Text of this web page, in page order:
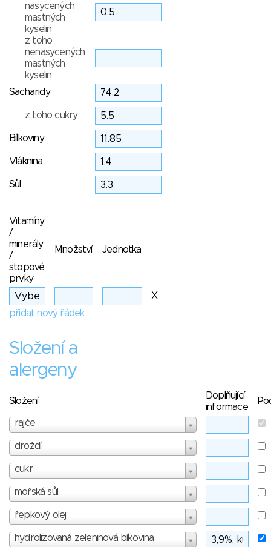
nasycených
mastných
kyselin
z toho
nenasycených
mastných
kyselin
Sacharidy
z toho cukry
Bílkoviny
Vláknina
Sůl
Vitamíny
/
minerály
/
stopové
prvky
Množství Jednotka
X
přidat nový řádek
Složení a
alergeny
Složení
Doplňující
informace
rajče
droždí
cukr
mořská sůl
řepkový olej
hydrolizovaná zeleninová bíkovina